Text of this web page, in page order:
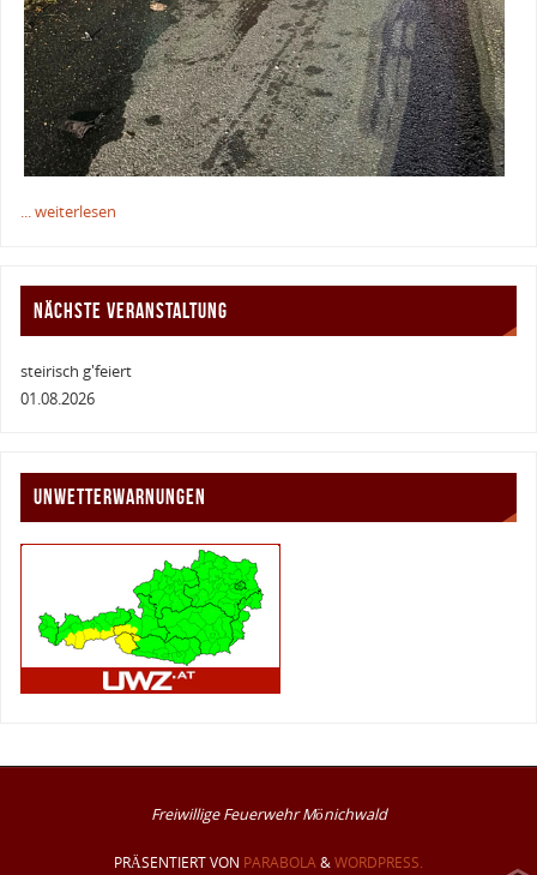
... weiterlesen
NÄCHSTE VERANSTALTUNG
steirisch g'feiert
01.08.2026
UNWETTERWARNUNGEN
Freiwillige Feuerwehr Mönichwald
PRÄSENTIERT VON PARABOLA&WORDPRESS.